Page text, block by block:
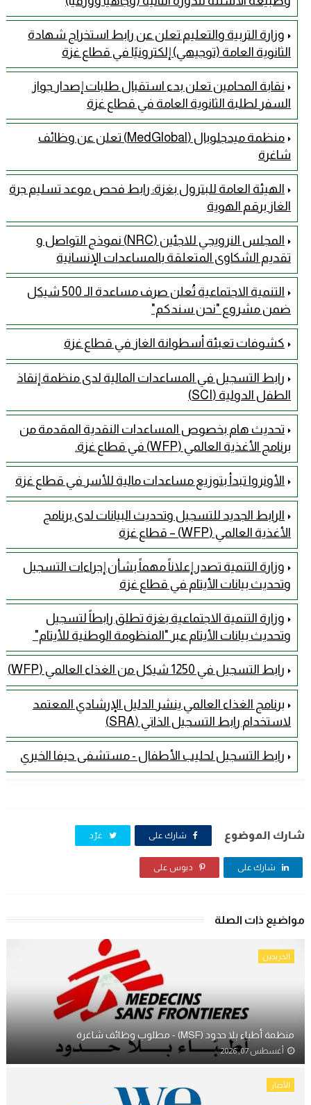
وزارة التربية والتعليم تعلن عن رابط استخراج شهادة
الثانوية العامة (توجيهي) إلكترونيًا في قطاع غزة
نقابة المحامين تعلن بدء استقبال طلبات إصدار جواز
السفر لطلبة الثانوية العامة في قطاع غزة
منظمة ميدجلوبال (MedGlobal) تعلن عن وظائف
شاغرة
الهيئة العامة للبترول بغزة: رابط فحص موعد تسليم جرة
الغاز برقم الهوية
المجلس النرويجي للاجئين (NRC) نموذج التواصل و
تقديم الشكاوى المتعلقة بالمساعدات الإنسانية
التنمية الاجتماعية تُعلن صرف مساعدة الـ 500 شيكل
ضمن مشروع "نحن سندكم"
كشوفات تعبئة أسطوانة الغاز في قطاع غزة
رابط التسجيل في المساعدات المالية لدى منظمة إنقاذ
الطفل الدولية (SCI)
تحديث هام بخصوص المساعدات النقدية المقدمة من
برنامج الأغذية العالمي (WFP) في قطاع غزة.
الأونروا تبدأ بتوزيع مساعدات مالية للأسر في قطاع غزة
الرابط الجديد للتسجيل وتحديث البيانات لدى برنامج
الأغذية العالمي (WFP) – قطاع غزة
وزارة التنمية تصدر إعلاناً مهماً بشأن إجراءات التسجيل
وتحديث بيانات الأيتام في قطاع غزة
وزارة التنمية الاجتماعية بغزة تطلق رابطاً لتسجيل
وتحديث بيانات الأيتام عبر "المنظومة الوطنية للأيتام" ​
رابط التسجيل في 1250 شيكل من الغذاء العالمي (WFP)
برنامج الغذاء العالمي ينشر الدليل الإرشادي المعتمد
لاستخدام رابط التسجيل الذاتي (SRA)
رابط التسجيل لحليب الأطفال - مستشفى حيفا الخيري
شارك الموضوع شارك على غرّد
شارك على دبوس على
مواضيع ذات الصلة
الخريجين
منظمة أطباء بلا حدود (MSF) - مطلوب وظائف شاغرة
أغسطس 07, 2026
الأخبار